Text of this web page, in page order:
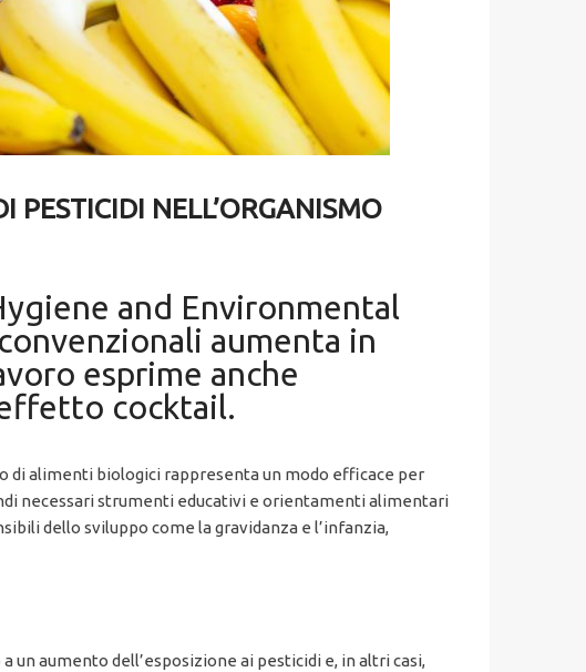
NELL’ORGANISMO
and Environmental
aumenta in
esprime anche
cocktail.
di alimenti biologici rappresenta un modo efficace per
necessari strumenti educativi e orientamenti alimentari
dello sviluppo come la gravidanza e l’infanzia,
un aumento dell’esposizione ai pesticidi e, in altri casi,